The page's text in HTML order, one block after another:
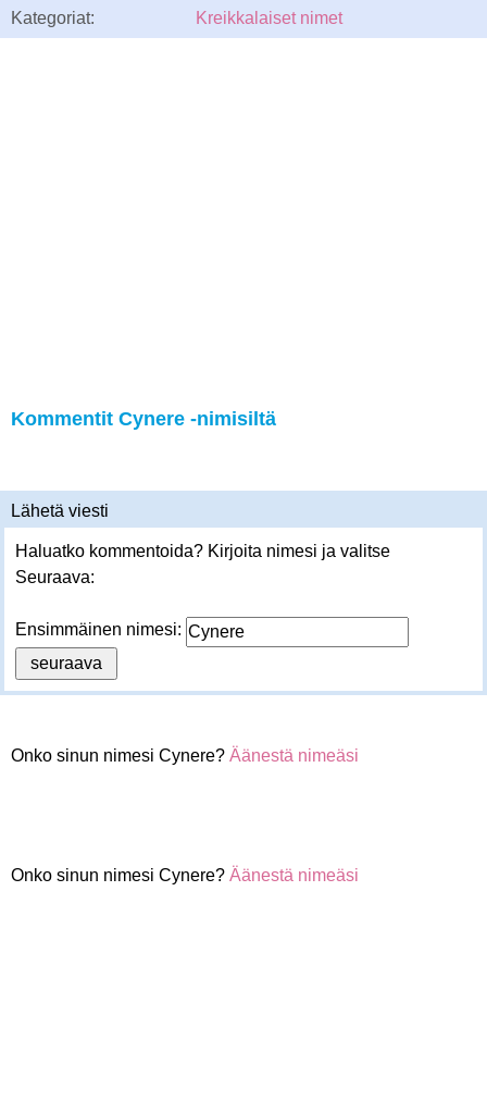
Kategoriat: Kreikkalaiset nimet
Kommentit Cynere -nimisiltä
Lähetä viesti
Haluatko kommentoida? Kirjoita nimesi ja valitse
Seuraava:
Ensimmäinen nimesi:
Onko sinun nimesi Cynere? Äänestä nimeäsi
Onko sinun nimesi Cynere? Äänestä nimeäsi